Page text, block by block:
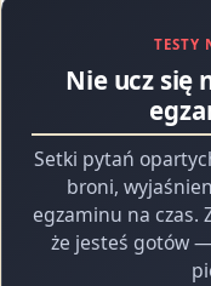
TESTY
Nie ucz się
Setki pytań
broni,
egzaminu na czas.
że jesteś gotów